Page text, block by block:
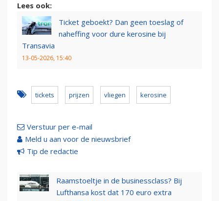
Lees ook:
Ticket geboekt? Dan geen toeslag of
naheffing voor dure kerosine bij
Transavia
13-05-2026, 15:40
tickets prijzen vliegen kerosine
Verstuur per e-mail
Meld u aan voor de nieuwsbrief
Tip de redactie
Raamstoeltje in de businessclass? Bij
Lufthansa kost dat 170 euro extra